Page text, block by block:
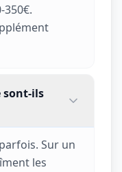
350€.
sont-ils
Sur un
les